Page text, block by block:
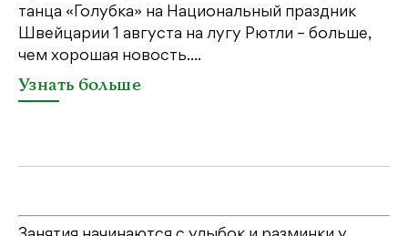
танца «Голубка» на Национальный праздник
Швейцарии 1 августа на лугу Рютли – больше,
чем хорошая новость....
Узнать больше